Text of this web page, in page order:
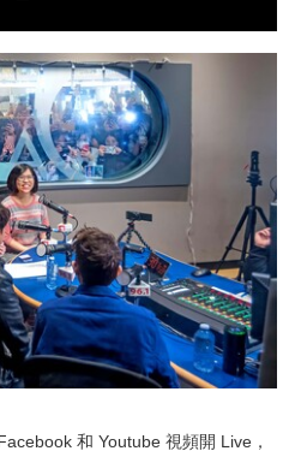
和 Youtube 視頻開 Live，